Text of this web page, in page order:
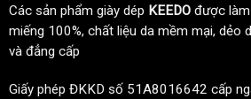
Các sản phẩm giày dép KEEDO được
miếng 100%, chất liệu da mềm mại, dẻo
và đẳng cấp
Giấy phép ĐKKD số 51A8016642 cấp